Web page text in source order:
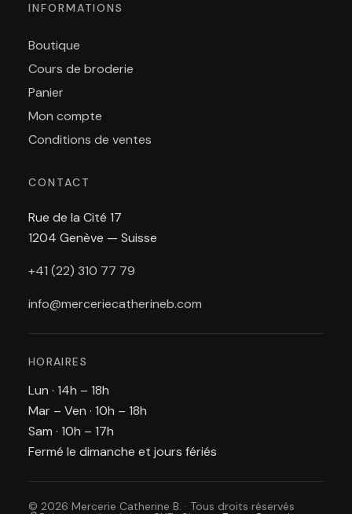
INFORMATIONS
Boutique
Cours de broderie
Panier
Mon compte
Conditions de ventes
CONTACT
Rue de la Cité 17
1204 Genève — Suisse
+41 (22) 310 77 79
info@merceriecatherineb.com
HORAIRES
Lun · 14h – 18h
Mar – Ven · 10h – 18h
Sam · 10h – 17h
Fermé le dimanche et jours fériés
© 2026 Mercerie Catherine B. · Tous droits réservés